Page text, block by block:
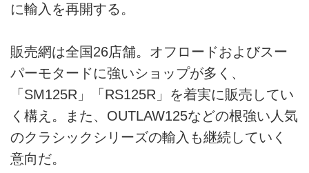
に輸入を再開する。
販売網は全国26店舗。オフロードおよびスー
パーモタードに強いショップが多く、
「SM125R」「RS125R」を着実に販売してい
く構え。また、OUTLAW125などの根強い人気
のクラシックシリーズの輸入も継続していく
意向だ。